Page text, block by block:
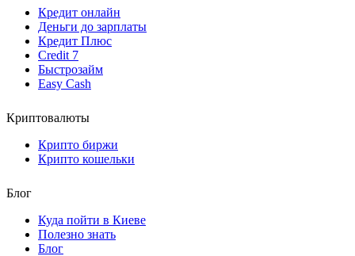
Кредит онлайн
Деньги до зарплаты
Кредит Плюс
Credit 7
Быстрозайм
Easy Cash
Криптовалюты
Крипто биржи
Крипто кошельки
Блог
Куда пойти в Киеве
Полезно знать
Блог